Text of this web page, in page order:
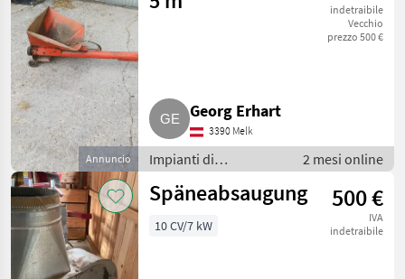
Annuncio
indetraibile
Vecchio
prezzo 500 €
Georg Erhart
3390 Melk
Impianti di
movimentazione e
trasporto / Soffiatori
2 mesi online
Späneabsaugung 500 €
IVA
indetraibile
10 CV/7 kW